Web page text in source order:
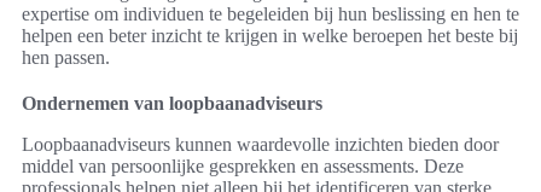
expertise om individuen te begeleiden bij hun beslissing en hen te
helpen een beter inzicht te krijgen in welke beroepen het beste bij
hen passen.
Ondernemen van loopbaanadviseurs
Loopbaanadviseurs kunnen waardevolle inzichten bieden door
middel van persoonlijke gesprekken en assessments. Deze